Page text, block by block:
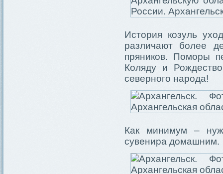
История козуль
различают более
пряников. Поморы
Коляду и
северного народа!
Как минимум –
сувенира домашним.